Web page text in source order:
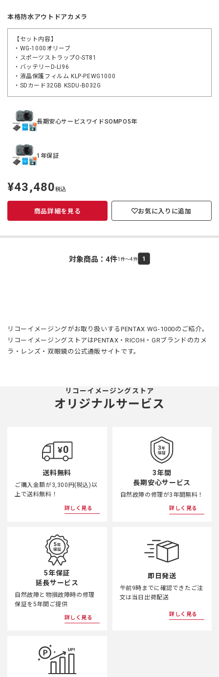
本格防水アウトドアカメラ
【セット内容】
・WG-1000オリーブ
・スポーツストラップO-ST81
・バッテリーD-LI96
・液晶保護フィルム KLP-PEWG1000
・SDカード32GB KSDU-B032G
長期安心サービスワイドSOMPO5年
1年保証
定
価
¥43,480税込
商品詳細を見る お気に入りに追加
対象商品： 4件1件～4件 1
リコーイメージングがお取り扱いするPENTAX WG-1000のご紹介。
リコーイメージングストアはPENTAX・RICOH・GRブランドのカメ
ラ・レンズ・双眼鏡の公式通販サイトです。
リコーイメージングストア
オリジナルサービス
送料無料
ご購入金額が3,300円(税込)以
上で送料無料！
詳しく見る
3年間
長期安心サービス
自然故障の修理が3年間無料！
詳しく見る
5年保証
延長サービス
自然故障と物損故障時の修理
保証を5年間ご提供
詳しく見る
即日発送
午前9時までに確認できたご注
文は当日出荷配送
詳しく見る